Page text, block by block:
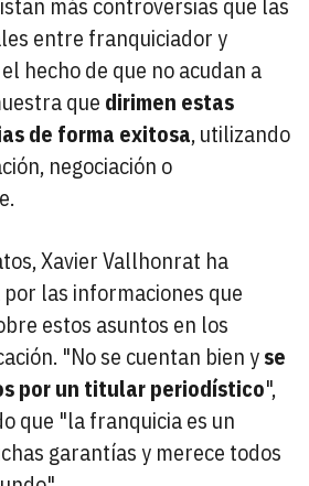
entre franquiciador y
hecho de que no acudan a
que dirimen estas
de forma exitosa, utilizando
negociación o
Xavier Vallhonrat ha
las informaciones que
estos asuntos en los
"No se cuentan bien yse
por un titular periodístico",
que "la franquicia es un
garantías y merece todos